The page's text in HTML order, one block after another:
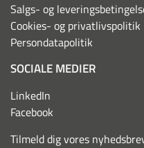
Salgs- og
Cookies- og privatlivspolitik
Persondatapolitik
SOCIALE MEDIER
LinkedIn
Facebook
Tilmeld dig vores